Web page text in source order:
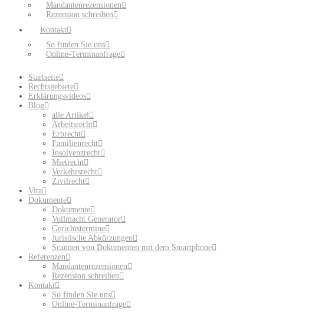
Mandantenrezensionen
Rezension schreiben
Kontakt
So finden Sie uns
Online-Terminanfrage
Startseite
Rechtsgebiete
Erklärungsvideos
Blog
alle Artikel
Arbeitsrecht
Erbrecht
Familienrecht
Insolvenzrecht
Mietrecht
Verkehrsrecht
Zivilrecht
Vita
Dokumente
Dokumente
Vollmacht Generator
Gerichtstermine
Juristische Abkürzungen
Scannen von Dokumenten mit dem Smartphone
Referenzen
Mandantenrezensionen
Rezension schreiben
Kontakt
So finden Sie uns
Online-Terminanfrage